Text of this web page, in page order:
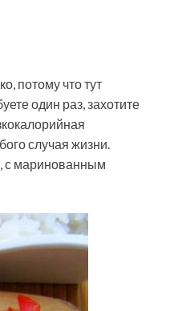
потому что тут
один раз, захотите
случая жизни.
с маринованным